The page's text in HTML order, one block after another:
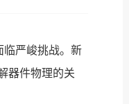
临严峻挑战。新
器件物理的关